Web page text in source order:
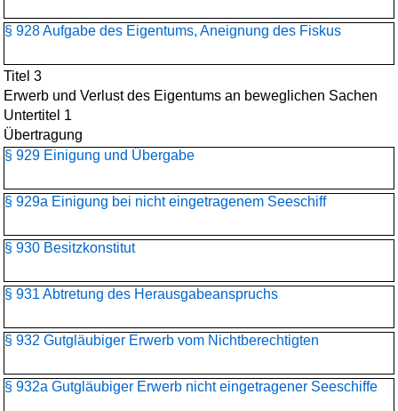
§ 928 Aufgabe des Eigentums, Aneignung des Fiskus
Titel 3
Erwerb und Verlust des Eigentums an beweglichen Sachen
Untertitel 1
Übertragung
§ 929 Einigung und Übergabe
§ 929a Einigung bei nicht eingetragenem Seeschiff
§ 930 Besitzkonstitut
§ 931 Abtretung des Herausgabeanspruchs
§ 932 Gutgläubiger Erwerb vom Nichtberechtigten
§ 932a Gutgläubiger Erwerb nicht eingetragener Seeschiffe